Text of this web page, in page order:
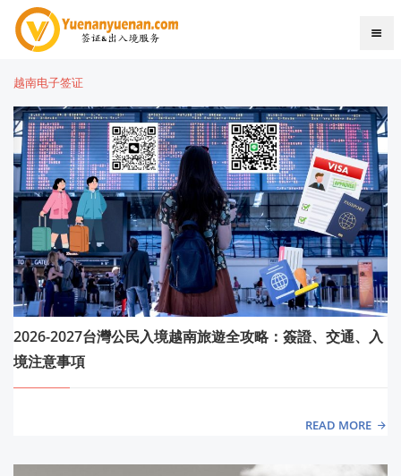
越南电子签证
2026-2027台灣公民入境越南旅遊全攻略：簽證、交通、入
境注意事項
READ MORE